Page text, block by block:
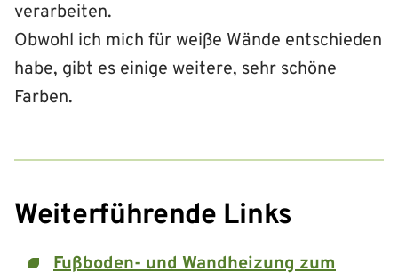
verarbeiten.
Obwohl ich mich für weiße Wände entschieden
habe, gibt es einige weitere, sehr schöne
Farben.
Weiterführende Links
Fußboden- und Wandheizung zum